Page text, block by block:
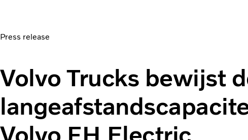
Press release
Volvo Trucks bewijst